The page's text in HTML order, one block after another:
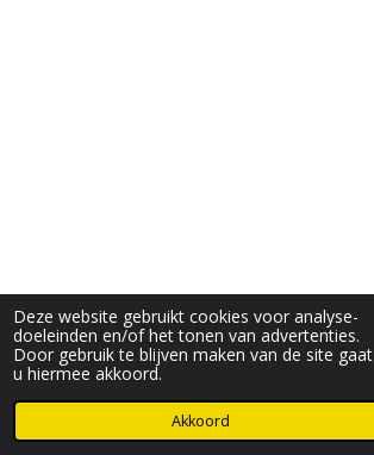
Deze website gebruikt cookies voor analyse-
doeleinden en/of het tonen van advertenties.
Door gebruik te blijven maken van de site gaat
u hiermee akkoord.
Akkoord
© 2025- 2026 Djöz mode